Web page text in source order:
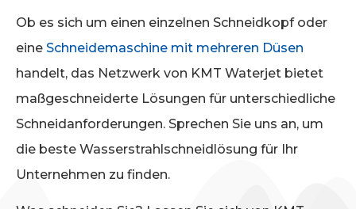
Ob es sich um einen einzelnen Schneidkopf oder
eine Schneidemaschine mit mehreren Düsen
handelt, das Netzwerk von KMT Waterjet bietet
maßgeschneiderte Lösungen für unterschiedliche
Schneidanforderungen. Sprechen Sie uns an, um
die beste Wasserstrahlschneidlösung für Ihr
Unternehmen zu finden.